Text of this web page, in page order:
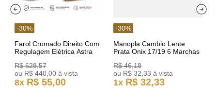
-30%
Farol Cromado Direito Com
Regulagem Elétrica Astra
R$ 628,57
ou R$ 440 00 à vista
8x R$ 55,00
-30%
Manopla Cambio Lente
Prata Onix 17/19 6 Marchas
R$ 46,18
ou R$ 32 33 à vista
1x R$ 32,33